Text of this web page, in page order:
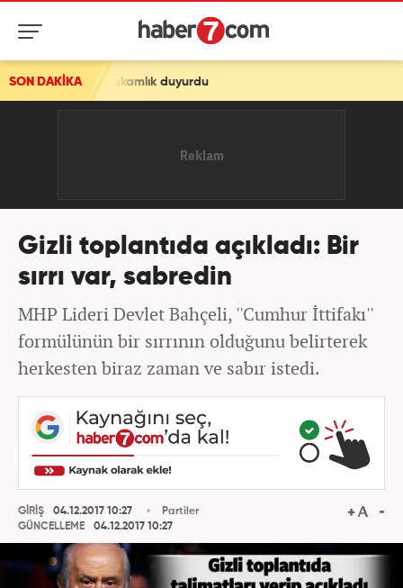
SON DAKİKAduyurdu
Gizli toplantıda açıkladı: Bir
sırrı var, sabredin
MHP Lideri Devlet Bahçeli, ''Cumhur İttifakı''
formülünün bir sırrının olduğunu belirterek
herkesten biraz zaman ve sabır istedi.
GİRİŞ
04.12.2017 10:27
GÜNCELLEME
04.12.2017 10:27
Partiler